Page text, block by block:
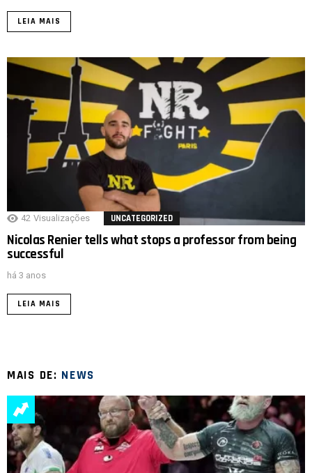
LEIA MAIS
42 Visualizações UNCATEGORIZED
Nicolas Renier tells what stops a professor from being
successful
há 3 anos
LEIA MAIS
MAIS DE: NEWS